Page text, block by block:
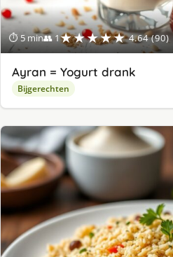
⏱ 5 min👥 1★★★★★ 4.64 (90)
Ayran = Yogurt drank
Bijgerechten